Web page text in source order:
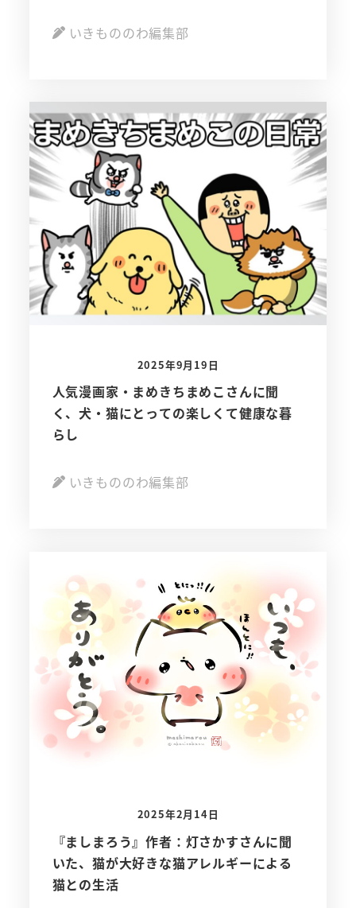
いきもののわ編集部
2025年9月19日
人気漫画家・まめきちまめこさんに聞
く、犬・猫にとっての楽しくて健康な暮
らし
いきもののわ編集部
2025年2月14日
『ましまろう』作者：灯さかすさんに聞
いた、猫が大好きな猫アレルギーによる
猫との生活